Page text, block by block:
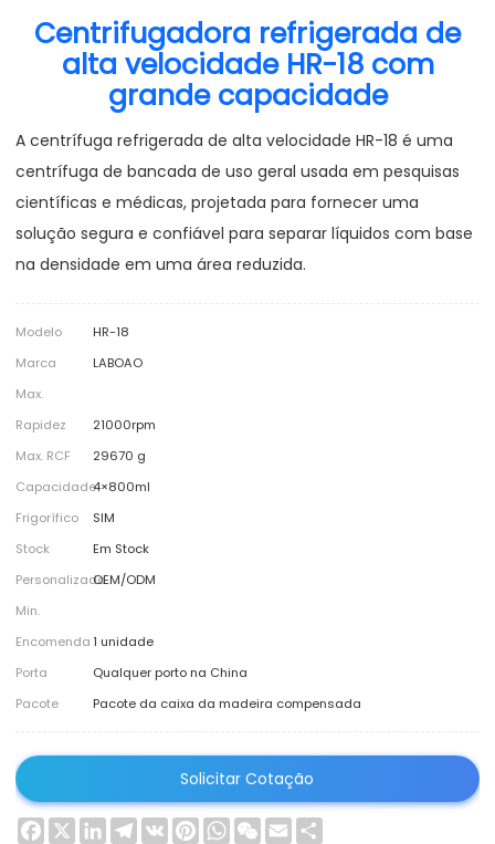
Centrifugadora refrigerada de
alta velocidade HR-18 com
grande capacidade
A centrífuga refrigerada de alta velocidade HR-18 é uma
centrífuga de bancada de uso geral usada em pesquisas
científicas e médicas, projetada para fornecer uma
solução segura e confiável para separar líquidos com base
na densidade em uma área reduzida.
Modelo
HR-18
Marca
LABOAO
Max.
Rapidez
21000rpm
Max. RCF
29670 g
Capacidade4×800ml
Frigorífico
SIM
Stock
Em Stock
PersonalizadoOEM/ODM
Min.
Encomenda1 unidade
Porta
Qualquer porto na China
Pacote
Pacote da caixa da madeira compensada
Solicitar Cotação
Facebook
X LinkedInTelegram
VK PinterestWhatsApp
WeChat
Email